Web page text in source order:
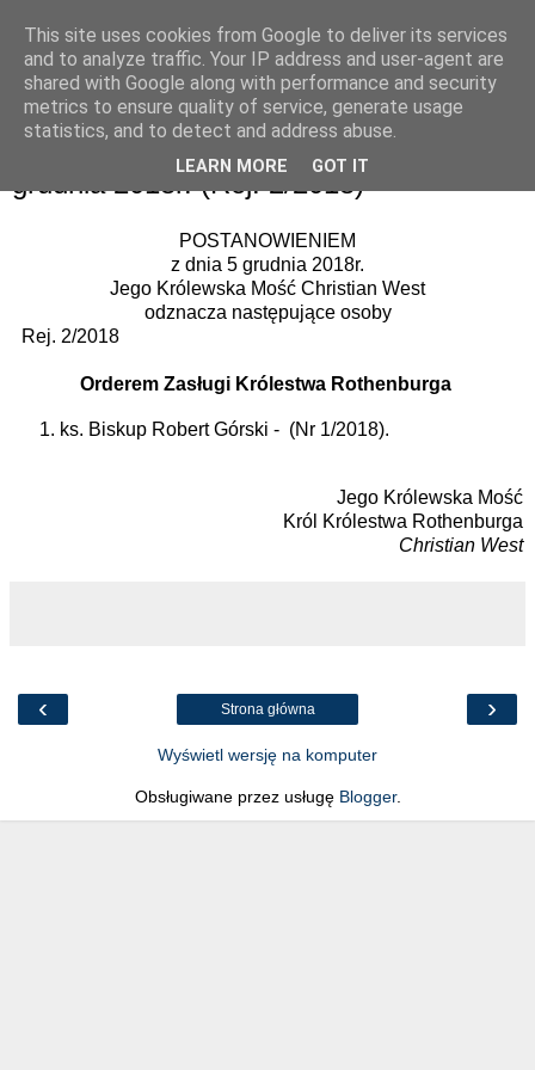
5 grudnia 2018
POSTANOWIENIE KRÓLA z dnia 5
grudnia 2018r. (Rej. 2/2018)
POSTANOWIENIEM
z dnia 5 grudnia 2018r.
Jego Królewska Mość Christian West
odznacza następujące osoby
Rej. 2/2018
Orderem Zasługi Królestwa Rothenburga
ks. Biskup Robert Górski - (Nr 1/2018).
Jego Królewska Mość
Król Królestwa Rothenburga
Christian West
‹ ›
Strona główna
Wyświetl wersję na komputer
Obsługiwane przez usługę Blogger.
This site uses cookies from Google to deliver its services
and to analyze traffic. Your IP address and user-agent are
shared with Google along with performance and security
metrics to ensure quality of service, generate usage
statistics, and to detect and address abuse.
LEARN MORE GOT IT